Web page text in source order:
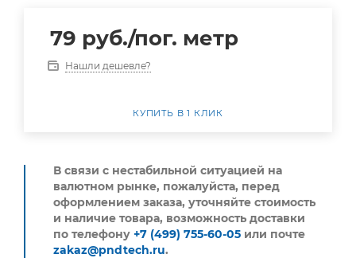
79 руб./пог. метр
Нашли дешевле?
КУПИТЬ В 1 КЛИК
В связи с нестабильной ситуацией на
валютном рынке, пожалуйста, перед
оформлением заказа, уточняйте стоимость
и наличие товара, возможность доставки
по телефону +7 (499) 755-60-05 или почте
zakaz@pndtech.ru.